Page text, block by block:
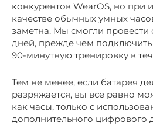
конкурентов WearOS, но при
качестве обычных умных
заметна. Мы смогли провести
дней, прежде чем подключить
90-минутную тренировку в
Тем не менее, если батарея
разряжается, вы все равно
как часы, только с
дополнительного цифрового